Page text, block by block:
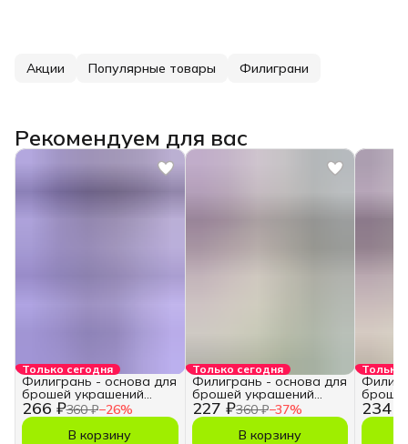
Акции Популярные товары Филиграни
Рекомендуем для вас
Только сегодня
266 ₽360 ₽−26%
Филигрань - основа для
брошей украшений
рукоделия
В корзину
Только сегодня
227 ₽360 ₽−37%
Филигрань - основа для
брошей украшений
рукоделия
В корзину
Только
234 ₽